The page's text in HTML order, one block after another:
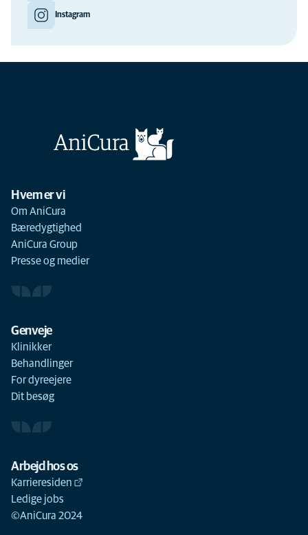
Instagram
Hvem er vi
Om AniCura
Bæredygtighed
AniCura Group
Presse og medier
Genveje
Klinikker
Behandlinger
For dyreejere
Dit besøg
Arbejd hos os
Karrieresiden
Ledige jobs
©AniCura 2024